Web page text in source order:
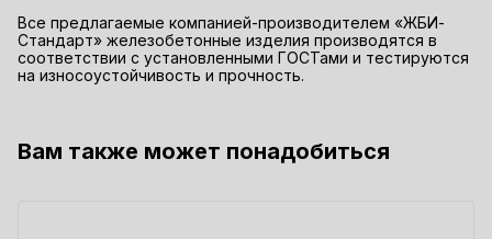
Все предлагаемые компанией-производителем «ЖБИ-
Стандарт» железобетонные изделия производятся в
соответствии с установленными ГОСТами и тестируются
на износоустойчивость и прочность.
Вам также может понадобиться